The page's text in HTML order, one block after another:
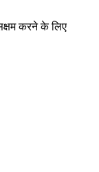
करने के लिए